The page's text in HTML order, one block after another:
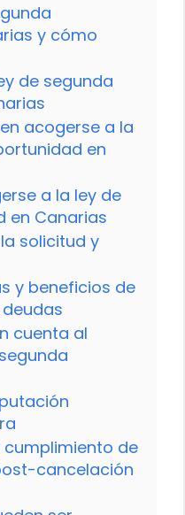
y cómo
de segunda
acogerse a la
en
a la ley de
en Canarias
solicitud y
y beneficios de
cuenta al
cumplimiento de
cancelación